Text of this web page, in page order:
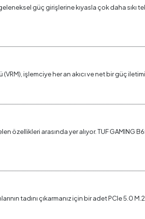
güç girişlerine kıyasla çok daha
işlemciye her an akıcı ve net bir güç iletimi
özellikleri arasında yer alıyor. TUF
tadını çıkarmanız için bir adet PCIe 5.0